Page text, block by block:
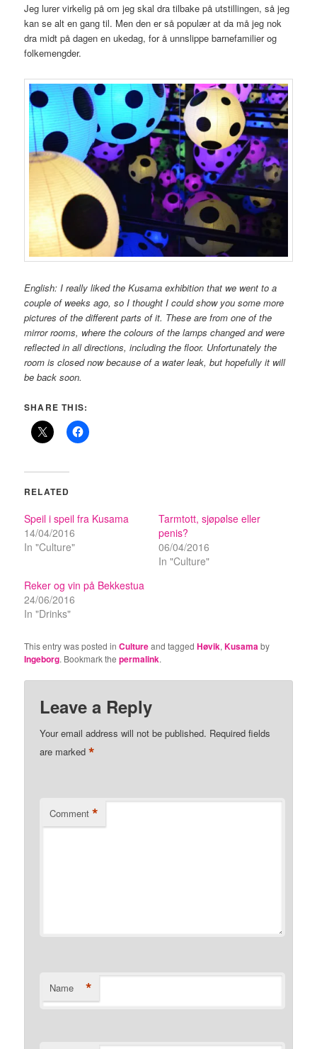
Jeg lurer virkelig på om jeg skal dra tilbake på utstillingen, så jeg
kan se alt en gang til. Men den er så populær at da må jeg nok
dra midt på dagen en ukedag, for å unnslippe barnefamilier og
folkemengder.
English: I really liked the Kusama exhibition that we went to a
couple of weeks ago, so I thought I could show you some more
pictures of the different parts of it. These are from one of the
mirror rooms, where the colours of the lamps changed and were
reflected in all directions, including the floor. Unfortunately the
room is closed now because of a water leak, but hopefully it will
be back soon.
SHARE THIS:
RELATED
Speil i speil fra Kusama
14/04/2016
In "Culture"
Tarmtott, sjøpølse eller
penis?
06/04/2016
In "Culture"
Reker og vin på Bekkestua
24/06/2016
In "Drinks"
This entry was posted inCultureand taggedHøvik,Kusamaby
Ingeborg. Bookmark thepermalink.
Leave a Reply
Your email address will not be published. Required fields
are marked*
Comment *
Name *